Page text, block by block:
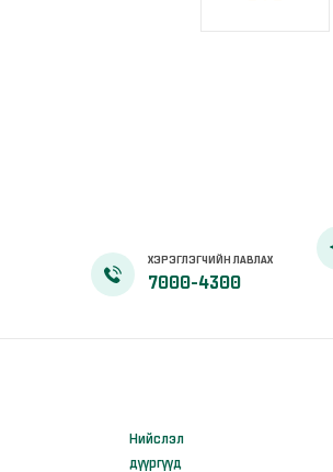
ХЭРЭГЛЭГЧИЙН ЛАВЛАХ
7000-4300
Нийслэл
дүүргүүд